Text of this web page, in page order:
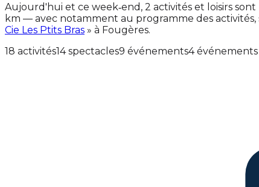
Aujourd'hui et ce week‑end, 2 activités et loisirs
km — avec notamment au programme des
Cie Les Ptits Bras » à Fougères.
18 activités14 spectacles9 événements4